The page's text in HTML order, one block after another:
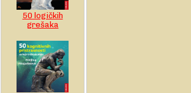
50 logičkih
grešaka